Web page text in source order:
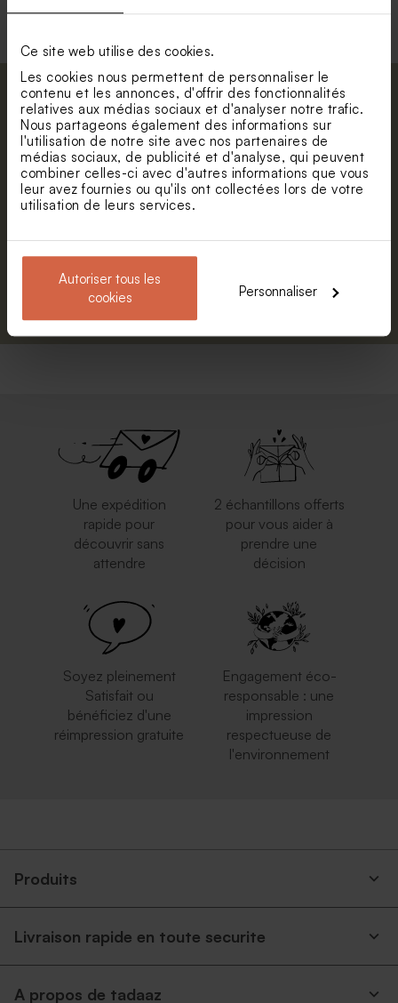
Ce site web utilise des cookies.
Les cookies nous permettent de personnaliser le
contenu et les annonces, d'offrir des fonctionnalités
relatives aux médias sociaux et d'analyser notre trafic.
Nous partageons également des informations sur
l'utilisation de notre site avec nos partenaires de
médias sociaux, de publicité et d'analyse, qui peuvent
combiner celles-ci avec d'autres informations que vous
leur avez fournies ou qu'ils ont collectées lors de votre
utilisation de leurs services.
Autoriser tous les
cookies
Personnaliser
Valisette personnalisable
Valisette dinosaure
géométrique
Abonnez-vous à la newsletter et restez
informé. Petite surprise : bénéficiez de 5%
de réduction.
Prénom
E-mail
Une expédition
rapide pour
découvrir sans
attendre
2 échantillons offerts
pour vous aider à
prendre une
décision
Soyez pleinement
Satisfait ou
bénéficiez d'une
réimpression gratuite
Engagement éco-
responsable : une
impression
respectueuse de
l'environnement
Produits
Livraison rapide en toute securite
A propos de tadaaz